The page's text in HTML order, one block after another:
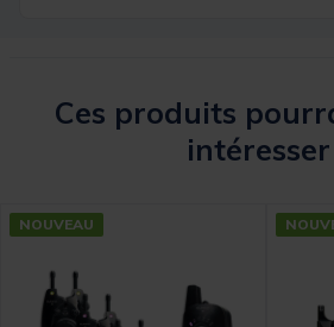
Ces produits
intéresser
NOUVEAU